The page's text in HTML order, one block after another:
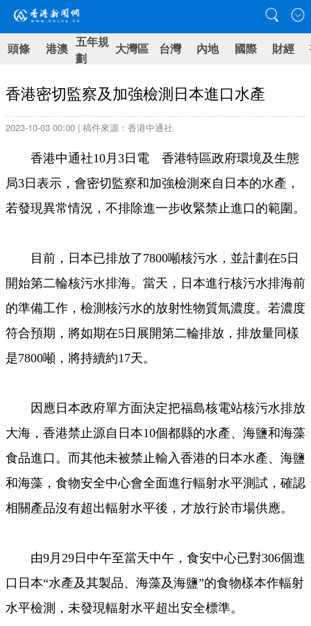
頭條 港澳 五年規
劃
大灣區 台灣 內地 國際 財經
香港密切監察及加強檢測日本進口水產
2023-10-03 00:00 | 稿件來源：香港中通社
香港中通社10月3日電 香港特區政府環境及生態
局3日表示，會密切監察和加強檢測來自日本的水產，
若發現異常情況，不排除進一步收緊禁止進口的範圍。
目前，日本已排放了7800噸核污水，並計劃在5日
開始第二輪核污水排海。當天，日本進行核污水排海前
的準備工作，檢測核污水的放射性物質氚濃度。若濃度
符合預期，將如期在5日展開第二輪排放，排放量同樣
是7800噸，將持續約17天。
因應日本政府單方面決定把福島核電站核污水排放
大海，香港禁止源自日本10個都縣的水產、海鹽和海藻
食品進口。而其他未被禁止輸入香港的日本水產、海鹽
和海藻，食物安全中心會全面進行輻射水平測試，確認
相關產品沒有超出輻射水平後，才放行於市場供應。
由9月29日中午至當天中午，食安中心已對306個進
口日本“水產及其製品、海藻及海鹽”的食物樣本作輻射
水平檢測，未發現輻射水平超出安全標準。